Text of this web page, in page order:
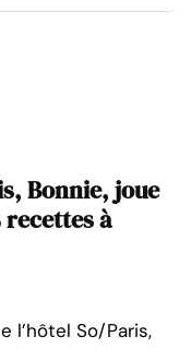
Bonnie, joue
à
l’hôtel So/Paris,